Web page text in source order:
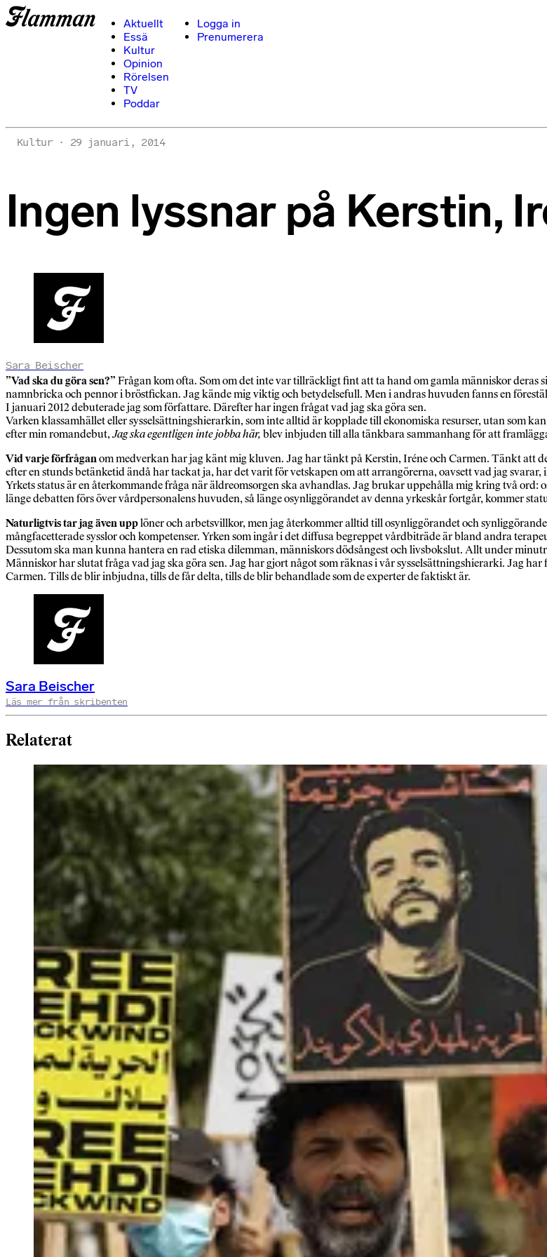
Aktuellt
Essä
Kultur
Opinion
Rörelsen
TV
Poddar
Logga in
Prenumerera
Kultur 29 januari, 2014
Ingen lyssnar på Kerstin,
Sara Beischer
”Vad ska du göra sen?” Frågan kom ofta. Som om det inte var tillräckligt fint att ta hand om gamla människor
namnbricka och pennor i bröstfickan. Jag kände mig viktig och betydelsefull. Men i andras huvuden fanns en
I januari 2012 debuterade jag som författare. Därefter har ingen frågat vad jag ska göra sen.
Varken klassamhället eller sysselsättningshierarkin, som inte alltid är kopplade till ekonomiska resurser, utan som
efter min romandebut,Jag ska egentligen inte jobba här, blev inbjuden till alla tänkbara sammanhang för att
Vid varje förfråganom medverkan har jag känt mig kluven. Jag har tänkt på Kerstin, Iréne och Carmen. Tänkt att
efter en stunds betänketid ändå har tackat ja, har det varit för vetskapen om att arrangörerna, oavsett vad jag
Yrkets status är en återkommande fråga när äldreomsorgen ska avhandlas. Jag brukar uppehålla mig kring två
länge debatten förs över vårdpersonalens huvuden, så länge osynliggörandet av denna yrkeskår fortgår, kommer
Naturligtvis tar jag även upplöner och arbetsvillkor, men jag återkommer alltid till osynliggörandet och
mångfacetterade sysslor och kompetenser. Yrken som ingår i det diffusa begreppet vårdbiträde är bland andra
Dessutom ska man kunna hantera en rad etiska dilemman, människors dödsångest och livsbokslut. Allt under
Människor har slutat fråga vad jag ska göra sen. Jag har gjort något som räknas i vår sysselsättningshierarki. Jag
Carmen. Tills de blir inbjudna, tills de får delta, tills de blir behandlade som de experter de faktiskt är.
Sara Beischer
Läs mer från skribenten
Relaterat